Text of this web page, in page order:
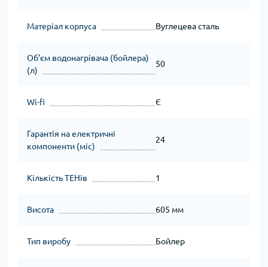
Матеріал корпуса Вуглецева сталь
Об'єм водонагрівача (бойлера)
(л)
50
Wi-fi Є
Гарантія на електричні
компоненти (міс)
24
Кількість ТЕНів 1
Висота 605 мм
Тип виробу Бойлер